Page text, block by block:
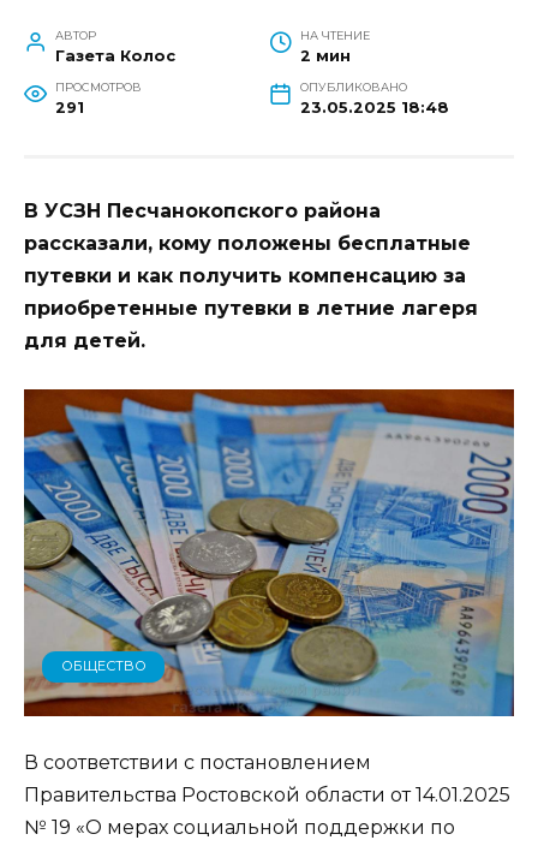
АВТОР
Газета Колос
НА ЧТЕНИЕ
2 мин
ПРОСМОТРОВ
291
ОПУБЛИКОВАНО
23.05.2025 18:48
В УСЗН Песчанокопского района
рассказали, кому положены бесплатные
путевки и как получить компенсацию за
приобретенные путевки в летние лагеря
для детей.
ОБЩЕСТВО
В соответствии с постановлением
Правительства Ростовской области от 14.01.2025
№ 19 «О мерах социальной поддержки по